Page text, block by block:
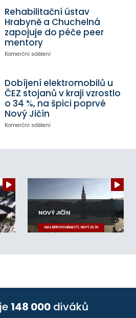
Rehabilitační ústav
Hrabyně a Chuchelná
zapojuje do péče peer
mentory
Komerční sdělení
Dobíjení elektromobilů u
ČEZ stojanů v kraji vzrostlo
o 34 %, na špici poprvé
Nový Jičín
Komerční sdělení
NOVÝ JIČÍN
MASARYKOVO NÁMĚSTÍ, NOVÝ JIČÍN
148 000 diváků